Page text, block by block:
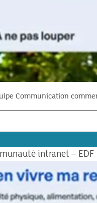
Communication
intranet – EDF